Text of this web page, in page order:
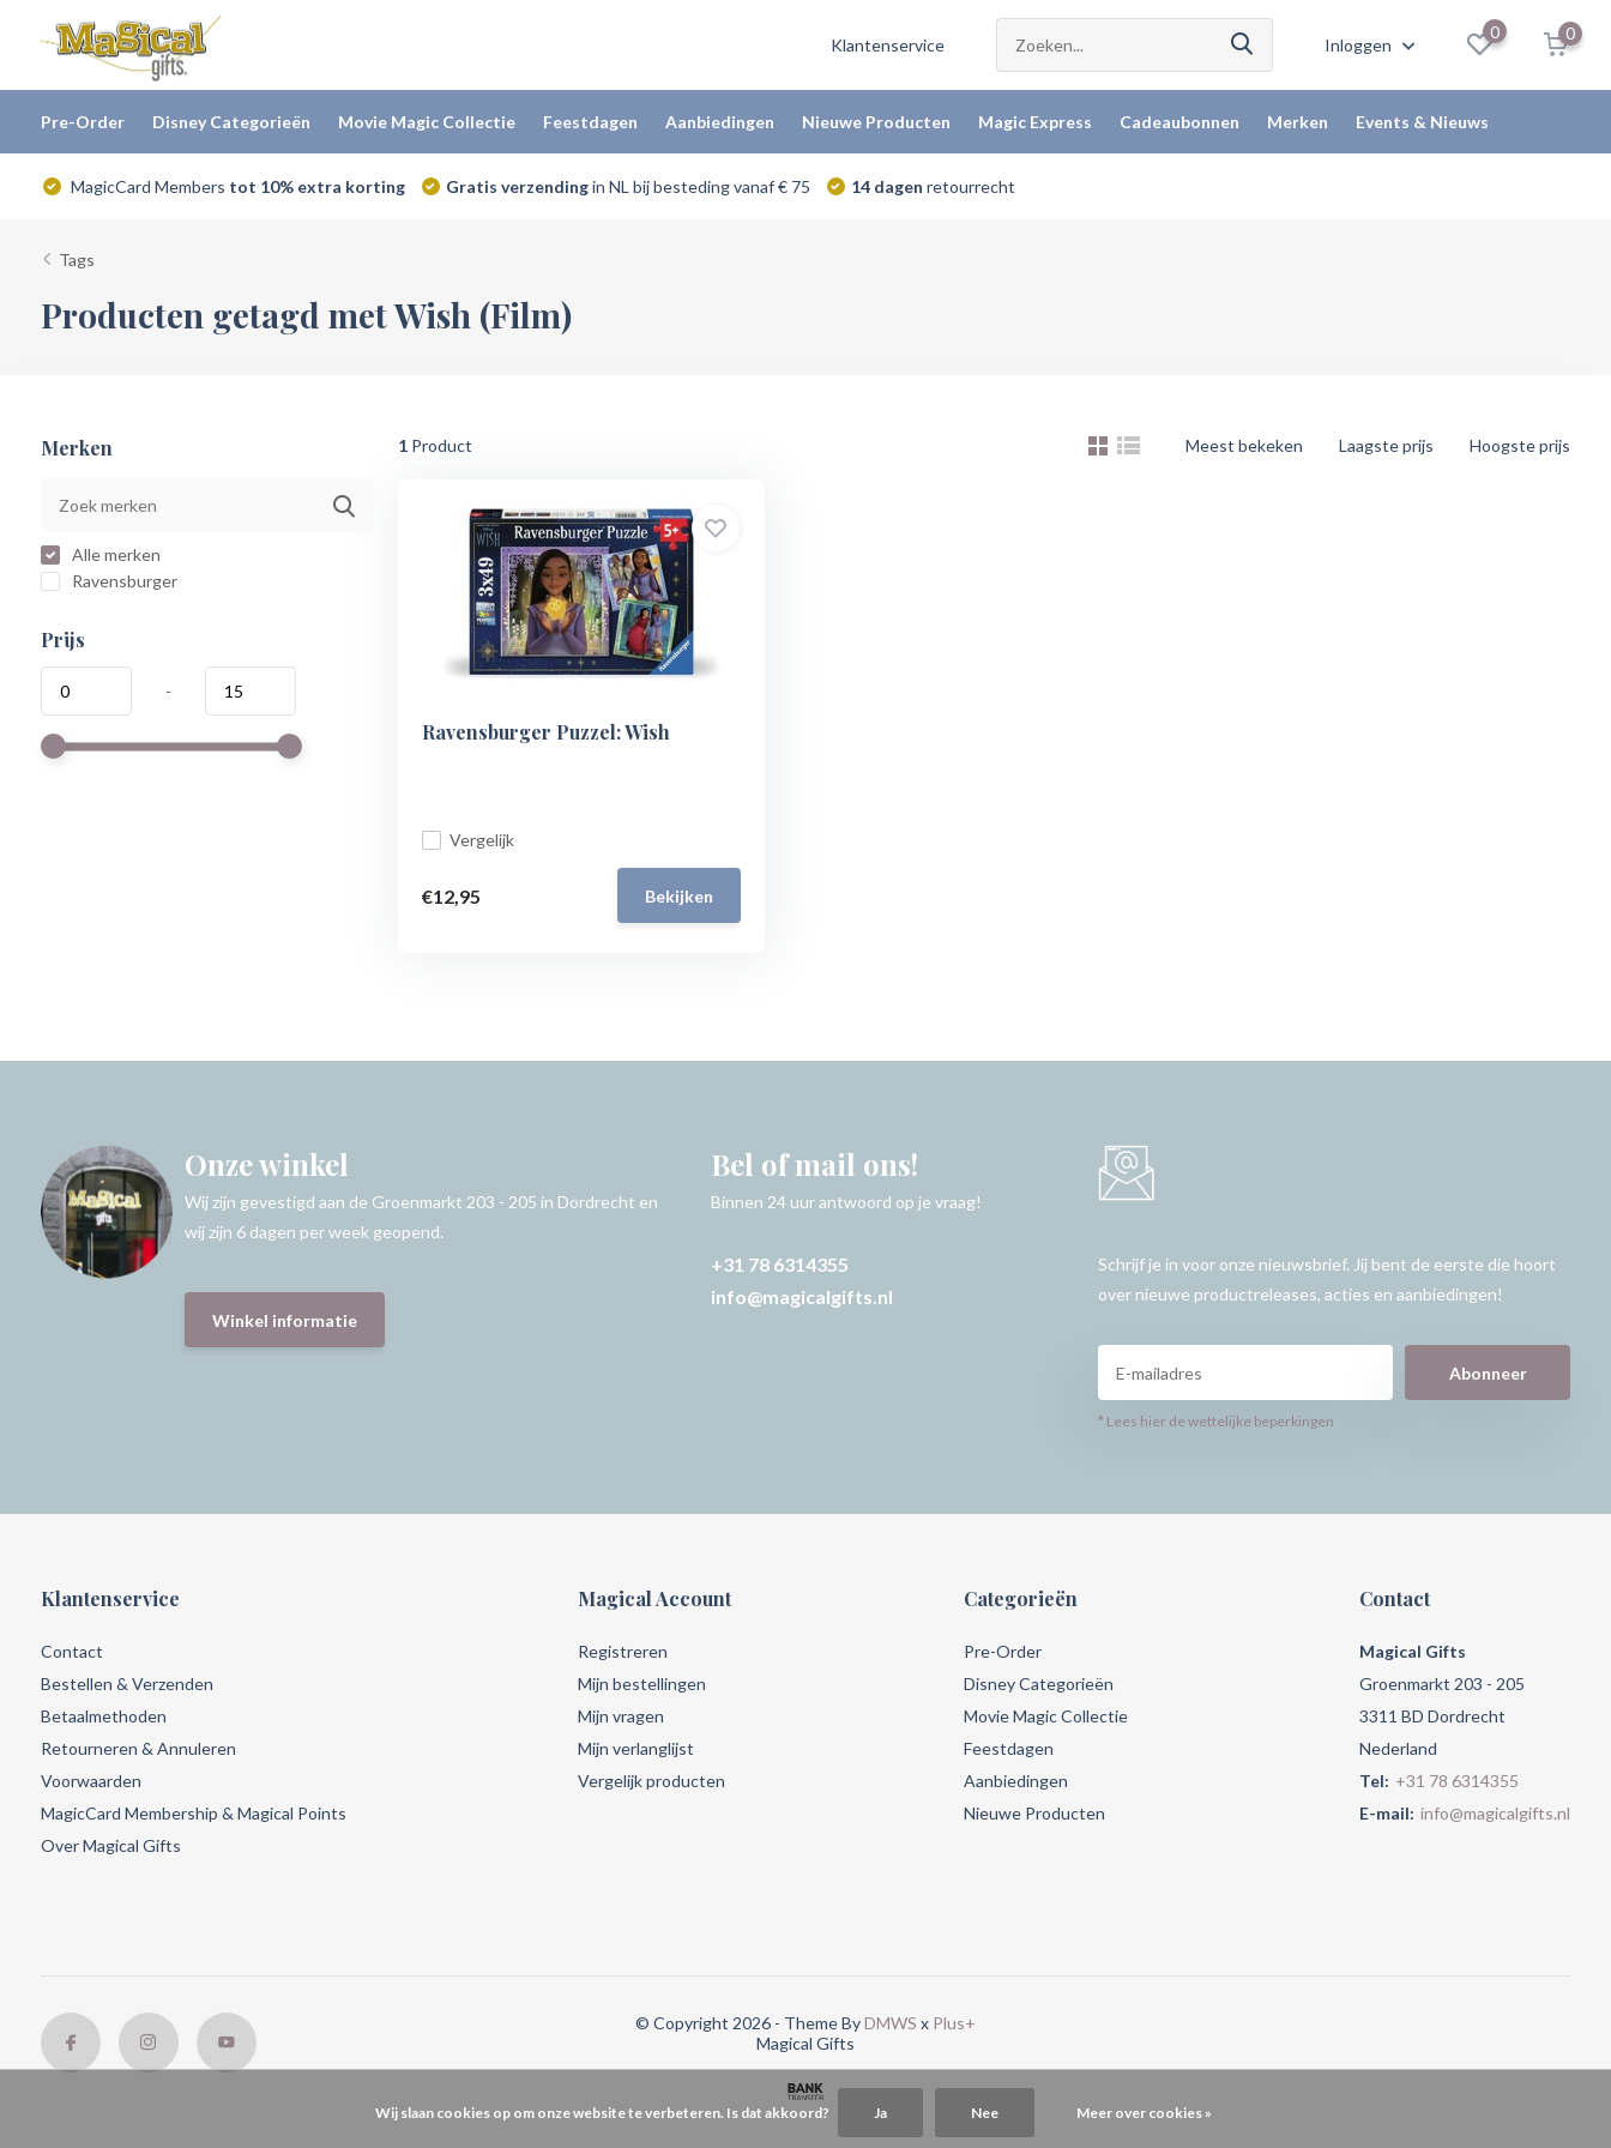
Klantenservice Inloggen
0 0
Pre-Order Disney Categorieën Movie Magic Collectie Feestdagen Aanbiedingen Nieuwe Producten Magic Express Cadeaubonnen Merken Events & Nieuws
MagicCard Members tot 10% extra korting Gratis verzendingin NL bij besteding vanaf € 75 14 dagen retourrecht
Tags
Producten getagd met Wish (Film)
Merken
Alle merken
Ravensburger
Prijs
-
1Product Meest bekeken Laagste prijs Hoogste prijs
Ravensburger Puzzel: Wish
Vergelijk
€12,95 Bekijken
Onze winkel
Wij zijn gevestigd aan de Groenmarkt 203 - 205 in Dordrecht en
wij zijn 6 dagen per week geopend.
Winkel informatie
Bel of mail ons!
Binnen 24 uur antwoord op je vraag!
+31 78 6314355
info@magicalgifts.nl
Schrijf je in voor onze nieuwsbrief. Jij bent de eerste die hoort
over nieuwe productreleases, acties en aanbiedingen!
Abonneer
* Lees hier de wettelijke beperkingen
Klantenservice
Contact
Bestellen & Verzenden
Betaalmethoden
Retourneren & Annuleren
Voorwaarden
MagicCard Membership & Magical Points
Over Magical Gifts
Magical Account
Registreren
Mijn bestellingen
Mijn vragen
Mijn verlanglijst
Vergelijk producten
Categorieën
Pre-Order
Disney Categorieën
Movie Magic Collectie
Feestdagen
Aanbiedingen
Nieuwe Producten
Contact
Magical Gifts
Groenmarkt 203 - 205
3311 BD Dordrecht
Nederland
Tel: +31 78 6314355
E-mail: info@magicalgifts.nl
© Copyright 2026 - Theme ByDMWS x Plus+
Magical Gifts
Wij slaan cookies op om onze website te verbeteren. Is dat akkoord? Ja Nee Meer over cookies »